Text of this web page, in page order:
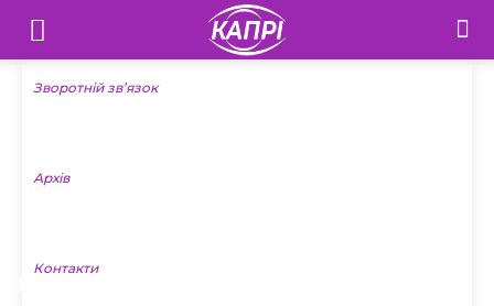
Телебачення
«Капрі»
Новини
Зворотній зв’язок
Архів
Контакти